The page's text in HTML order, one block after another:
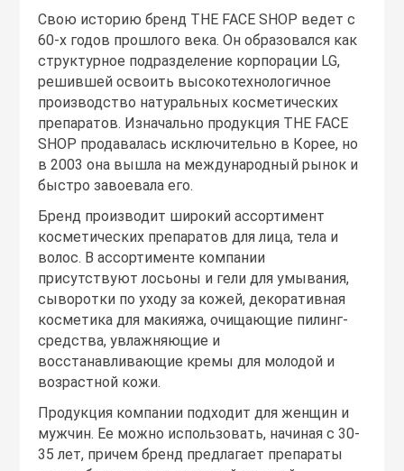
Свою историю бренд THE FACE SHOP ведет с
60-х годов прошлого века. Он образовался как
структурное подразделение корпорации LG,
решившей освоить высокотехнологичное
производство натуральных косметических
препаратов. Изначально продукция THE FACE
SHOP продавалась исключительно в Корее, но
в 2003 она вышла на международный рынок и
быстро завоевала его.
Бренд производит широкий ассортимент
косметических препаратов для лица, тела и
волос. В ассортименте компании
присутствуют лосьоны и гели для умывания,
сыворотки по уходу за кожей, декоративная
косметика для макияжа, очищающие пилинг-
средства, увлажняющие и
восстанавливающие кремы для молодой и
возрастной кожи.
Продукция компании подходит для женщин и
мужчин. Ее можно использовать, начиная с 30-
35 лет, причем бренд предлагает препараты